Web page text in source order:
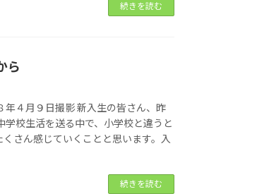
続きを読む
ら
月９日撮影 新入生の皆さん、昨
学校生活を送る中で、小学校と違うと
さん感じていくことと思います。入
続きを読む